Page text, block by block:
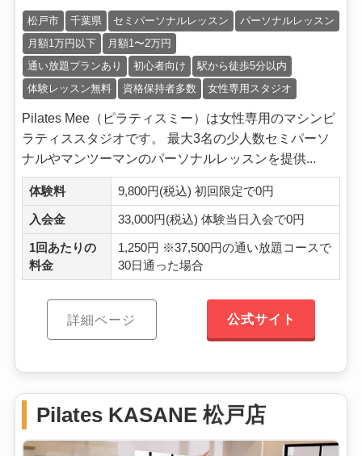
松戸市 千葉県 セミパーソナルレッスン
パーソナルレッスン
月額1万円以下
月額1〜2万円
通い放題プランあり
初心者向け
駅から徒歩5分以内
体験レッスン無料
資格保持者多数 女性専用スタジオ
Pilates Mee（ピラティスミー）は女性専用のマシンピ
ラティススタジオです。 最大3名の少人数セミパーソ
ナルやマンツーマンのパーソナルレッスンを提供...
体験料 9,800円(税込) 初回限定で0円
入会金 33,000円(税込) 体験当日入会で0円
1回あたりの
料金
1,250円 ※37,500円の通い放題コースで
30日通った場合
詳細ページ 公式サイト
Pilates KASANE 松戸店